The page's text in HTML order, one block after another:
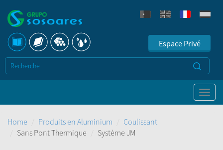
Espace Privé
Home Produits en Aluminium
Coulissant
Sans Pont Thermique
Système JM